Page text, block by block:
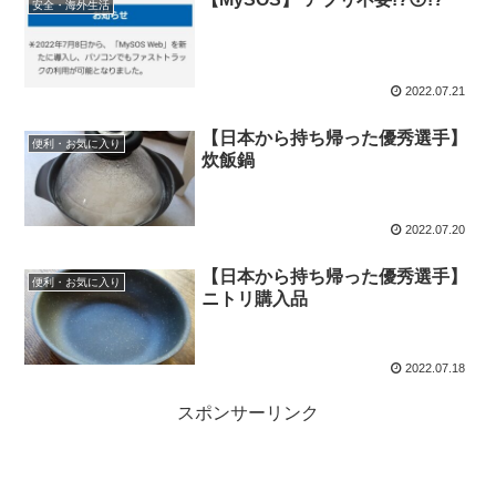
安全・海外生活
2022.07.21
便利・お気に入り
【日本から持ち帰った優秀選手】
炊飯鍋
2022.07.20
便利・お気に入り
【日本から持ち帰った優秀選手】
ニトリ購入品
2022.07.18
スポンサーリンク